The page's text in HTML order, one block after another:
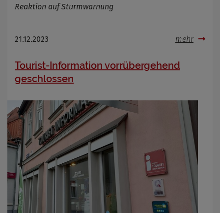
Reaktion auf Sturmwarnung
21.12.2023 mehr
Tourist-Information vorrübergehend
geschlossen